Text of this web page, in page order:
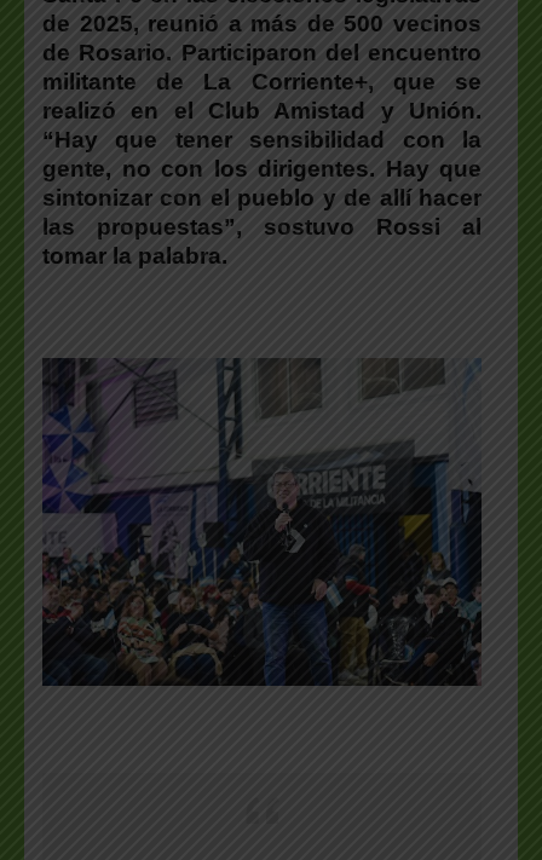
de 2025, reunió a más de 500 vecinos
de Rosario. Participaron del encuentro
militante de La Corriente+, que se
realizó en el Club Amistad y Unión.
“Hay que tener sensibilidad con la
gente, no con los dirigentes. Hay que
sintonizar con el pueblo y de allí hacer
las propuestas”, sostuvo Rossi al
tomar la palabra.